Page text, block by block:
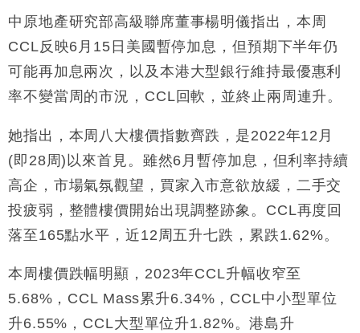
中原地產研究部高級聯席董事楊明儀指出，本周
CCL反映6月15日美國暫停加息，但預期下半年仍
可能再加息兩次，以及本港大型銀行維持最優惠利
率不變當周的市況，CCL回軟，並終止兩周連升。
她指出，本周八大樓價指數齊跌，是2022年12月
(即28周)以來首見。雖然6月暫停加息，但利率持續
高企，市場氣氛觀望，買家入市意欲放緩，二手交
投疲弱，整體樓價開始出現調整跡象。CCL再度回
落至165點水平，近12周五升七跌，累跌1.62%。
本周樓價跌幅明顯，2023年CCL升幅收窄至
5.68%，CCL Mass累升6.34%，CCL中小型單位
升6.55%，CCL大型單位升1.82%。港島升